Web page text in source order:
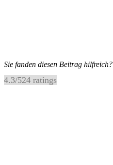
Sie fanden diesen Beitrag hilfreich?
4.3/524 ratings